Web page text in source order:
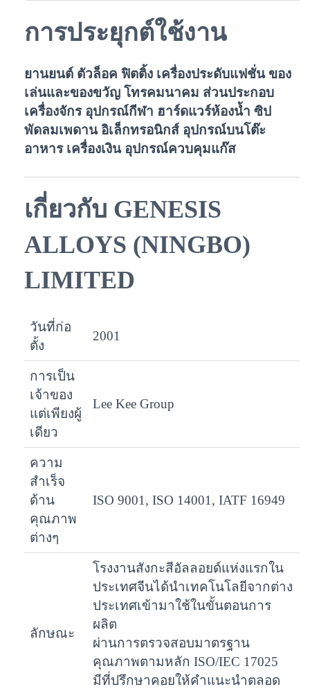
การประยุกต์ใช้งาน
ยานยนต์ ตัวล็อค ฟิตติ้ง เครื่องประดับแฟชั่น ของ
เล่นและของขวัญ โทรคมนาคม ส่วนประกอบ
เครื่องจักร อุปกรณ์กีฬา ฮาร์ดแวร์ห้องน้ำ ซิป
พัดลมเพดาน อิเล็กทรอนิกส์ อุปกรณ์บนโต๊ะ
อาหาร เครื่องเงิน อุปกรณ์ควบคุมแก๊ส
เกี่ยวกับ GENESIS
ALLOYS (NINGBO)
LIMITED
วันที่ก่อ
ตั้ง
2001
การเป็น
เจ้าของ
แต่เพียงผู้
เดียว
Lee Kee Group
ความ
สำเร็จ
ด้าน
คุณภาพ
ต่างๆ
ISO 9001, ISO 14001, IATF 16949
ลักษณะ
โรงงานสังกะสีอัลลอยด์แห่งแรกใน
ประเทศจีนได้นำเทคโนโลยีจากต่าง
ประเทศเข้ามาใช้ในขั้นตอนการ
ผลิต
ผ่านการตรวจสอบมาตรฐาน
คุณภาพตามหลัก ISO/IEC 17025
มีที่ปรึกษาคอยให้คำแนะนำตลอด